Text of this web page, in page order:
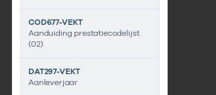
COD677-VEKT
Aanduiding prestatiecodelijst
(02)
DAT297-VEKT
Aanleverjaar